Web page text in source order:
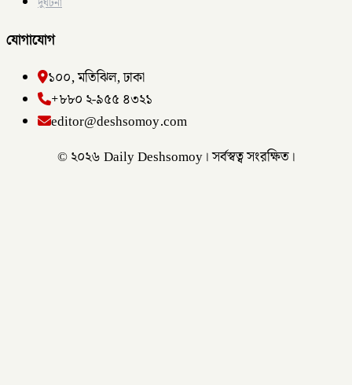
যোগাযোগ
১০০, মতিঝিল, ঢাকা
+৮৮০ ২-৯৫৫ ৪৩২১
editor@deshsomoy.com
© ২০২৬ Daily Deshsomoy। সর্বস্বত্ব সংরক্ষিত।